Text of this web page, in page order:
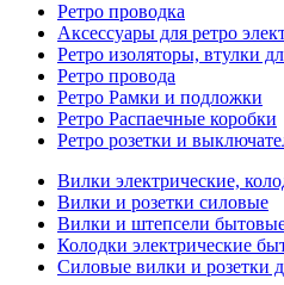
Ретро проводка
Аксессуары для ретро
Ретро изоляторы, втулки
Ретро провода
Ретро Рамки и подложки
Ретро Распаечные коробки
Ретро розетки и
Вилки электрические,
Вилки и розетки силовые
Вилки и штепсели
Колодки электрические
Силовые вилки и розетки